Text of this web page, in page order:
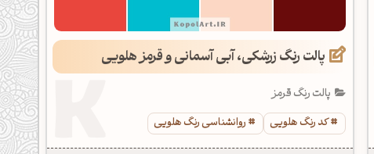
پالت رنگ زرشکی، آبی آسمانی و قرمز هلویی
پالت رنگ قرمز
کد رنگ هلویی
روانشناسی رنگ هلویی